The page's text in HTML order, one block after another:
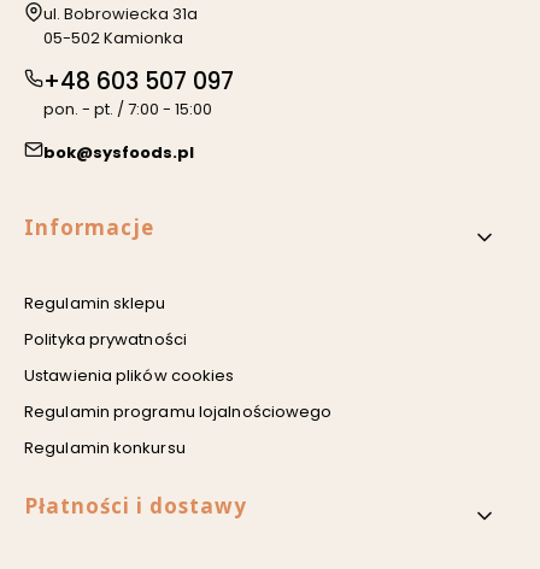
Adres:
ul. Bobrowiecka 31a
05-502 Kamionka
+48 603 507 097
pon. - pt. / 7:00 - 15:00
bok@sysfoods.pl
Linki w stopce
Informacje
Regulamin sklepu
Polityka prywatności
Ustawienia plików cookies
Regulamin programu lojalnościowego
Regulamin konkursu
Płatności i dostawy